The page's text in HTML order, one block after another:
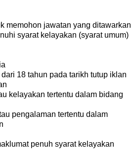
memohon jawatan yang ditawarkan
syarat kelayakan (syarat umum)
18 tahun pada tarikh tutup iklan
kelayakan tertentu dalam bidang
pengalaman tertentu dalam
penuh syarat kelayakan